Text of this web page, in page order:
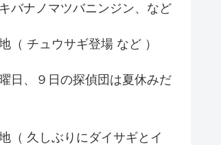
バナノマツバニンジン、など
（ チュウサギ登場 など ）
日、９日の探偵団は夏休みだ
（ 久しぶりにダイサギとイ